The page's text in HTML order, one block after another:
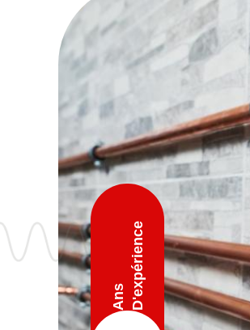
Ans D'expérience